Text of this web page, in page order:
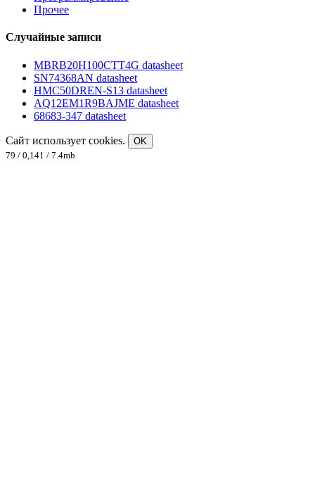
Прочее
Случайные записи
MBRB20H100CTT4G datasheet
SN74368AN datasheet
HMC50DREN-S13 datasheet
AQ12EM1R9BAJME datasheet
68683-347 datasheet
Сайт использует cookies.
OK
79 / 0,141 / 7.4mb